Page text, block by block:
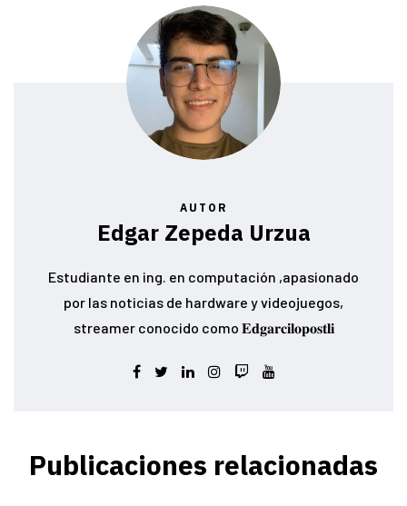
AUTOR
Edgar Zepeda Urzua
Estudiante en ing. en computación ,apasionado
por las noticias de hardware y videojuegos,
streamer conocido como 𝐄𝐝𝐠𝐚𝐫𝐜𝐢𝐥𝐨𝐩𝐨𝐬𝐭𝐥𝐢
Publicaciones relacionadas